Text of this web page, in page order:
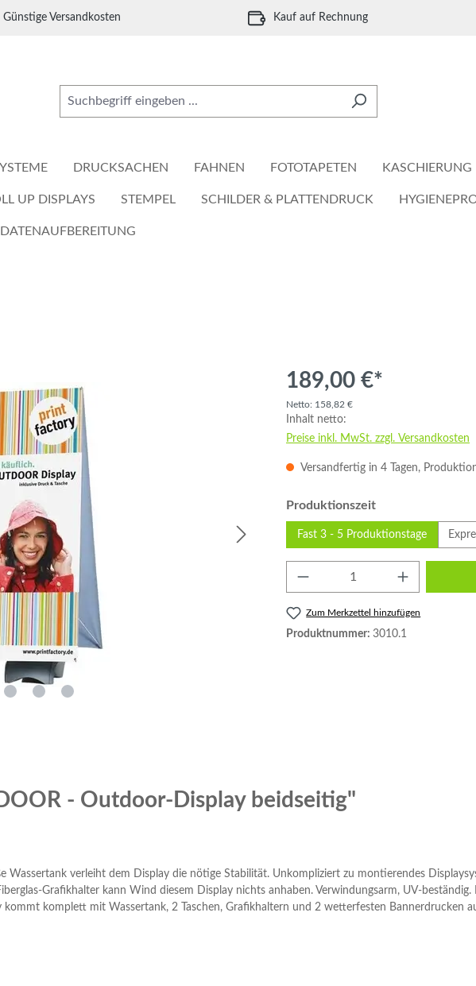
Günstige Versandkosten Kauf auf Rechnung
DRUCKSACHEN FAHNEN FOTOTAPETEN KASCHIERUNG
UP DISPLAYS STEMPEL SCHILDER & PLATTENDRUCK
DATENAUFBEREITUNG
189,00 €*
Netto: 158,82 €
Inhalt netto:
Preise inkl. MwSt. zzgl. Versandkosten
Versandfertig in 4 Tagen,
Produktionszeitauswählen
Fast 3 - 5 Produktionstage
Produkt Anzahl: Gib
Zum Merkzettel hinzufügen
Produktnummer: 3010.1
- Outdoor-Display beidseitig"
Wassertank verleiht dem Display die nötige Stabilität. Unkompliziert zu montierendes
Grafikhalter kann Wind diesem Display nichts anhaben. Verwindungsarm, UV-
kommt komplett mit Wassertank, 2 Taschen, Grafikhaltern und 2 wetterfesten Bannerdrucken